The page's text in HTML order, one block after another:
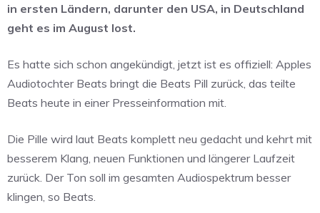
in ersten Ländern, darunter den USA, in Deutschland
geht es im August lost.
Es hatte sich schon angekündigt, jetzt ist es offiziell: Apples
Audiotochter Beats bringt die Beats Pill zurück, das teilte
Beats heute in einer Presseinformation mit.
Die Pille wird laut Beats komplett neu gedacht und kehrt mit
besserem Klang, neuen Funktionen und längerer Laufzeit
zurück. Der Ton soll im gesamten Audiospektrum besser
klingen, so Beats.